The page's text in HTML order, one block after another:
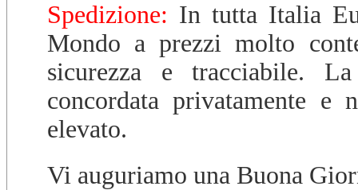
Spedizione: In tutta Italia
Mondo a prezzi molto
sicurezza e tracciabile.
concordata privatamente e
elevato.
Vi auguriamo una Buona